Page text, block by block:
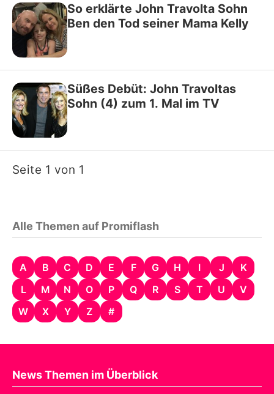
So erklärte John Travolta Sohn
Ben den Tod seiner Mama Kelly
Süßes Debüt: John Travoltas
Sohn (4) zum 1. Mal im TV
Seite 1 von 1
Alle Themen auf Promiflash
A B C D E F G H I J
K
L
M N O P Q R S T U
V
W
X Y Z #
News Themen im Überblick